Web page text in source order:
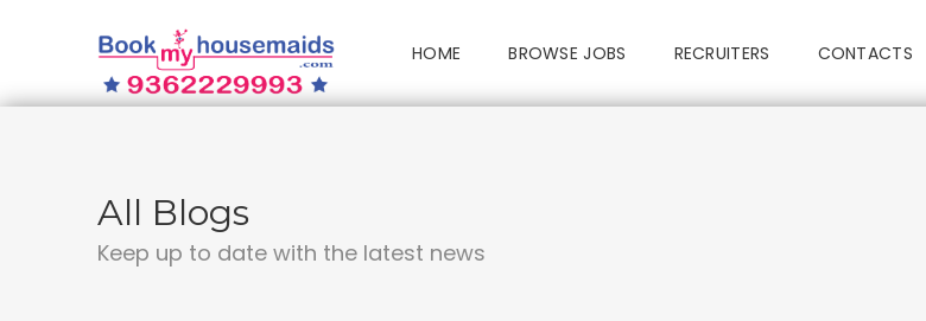
HOME BROWSE JOBS RECRUITERS CONTACTS
All Blogs
Keep up to date with the latest news